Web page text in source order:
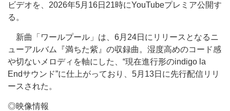
ビデオを、2026年5月16日21時にYouTubeプレミア公開す
る。
新曲「ワールプール」は、6月24日にリリースとなるニ
ューアルバム『満ちた紫』の収録曲。湿度高めのコード感
や切ないメロディを軸にした、“現在進行形のindigo la
Endサウンド”に仕上がっており、5月13日に先行配信リリ
ースされた。
◎映像情報